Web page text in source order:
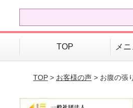
TOP メ
TOP> お客様の声> お腹の張